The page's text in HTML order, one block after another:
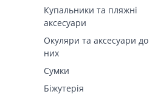
Купальники та пляжні
аксесуари
Окуляри та аксесуари до
них
Сумки
Біжутерія
Фільтр
Ціна
SALE